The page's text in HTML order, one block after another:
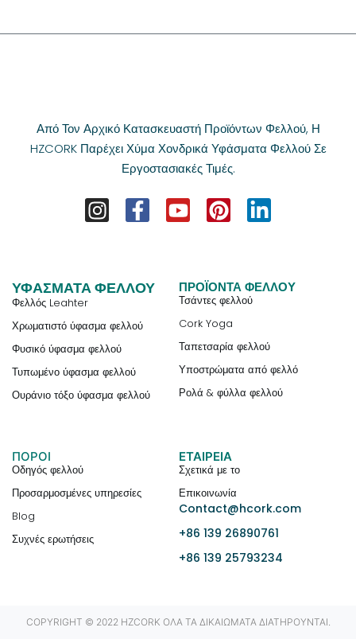
Από Τον Αρχικό Κατασκευαστή Προϊόντων Φελλού, Η
HZCORK Παρέχει Χύμα Χονδρικά Υφάσματα Φελλού Σε
Εργοστασιακές Τιμές.
ΥΦΆΣΜΑΤΑ ΦΕΛΛΟΎ
Φελλός Leahter
Χρωματιστό ύφασμα φελλού
Φυσικό ύφασμα φελλού
Τυπωμένο ύφασμα φελλού
Ουράνιο τόξο ύφασμα φελλού
ΠΡΟΪΌΝΤΑ ΦΕΛΛΟΎ
Τσάντες φελλού
Cork Yoga
Ταπετσαρία φελλού
Υποστρώματα από φελλό
Ρολά & φύλλα φελλού
ΠΟΡΟΙ
Οδηγός φελλού
Προσαρμοσμένες υπηρεσίες
Blog
Συχνές ερωτήσεις
ΕΤΑΙΡΕΊΑ
Σχετικά με το
Επικοινωνία
Contact@hcork.com
+86 139 26890761
+86 139 25793234
COPYRIGHT © 2022 HZCORK ΌΛΑ ΤΑ ΔΙΚΑΙΏΜΑΤΑ ΔΙΑΤΗΡΟΎΝΤΑΙ.